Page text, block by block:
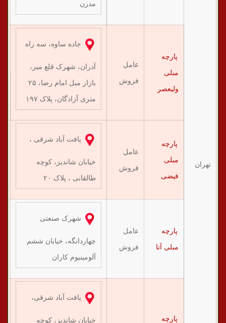
تهران
مدرن
پارچه
مبلی
ولیعصر
عامل
فروش
جاده ساوه، سه راه
آدران، شهرک قلع میر،
بازار مبل امام رضا، ۲۵
متری آزادگان، پلاک ۱۹۷
پارچه
مبلی
فیضی
عامل
فروش
یافت آباد شرقی ،
خیابان شاندیز، کوچه
طالقانی ، پلاک ۲۰
پارچه
مبلی آتا
عامل
فروش
شهرک صنعتی
چهاردانگه، خیابان ششم
آلومینیوم کاران
پارچه
یافت آباد شرقی،
خیابان شاندیز، کوچه